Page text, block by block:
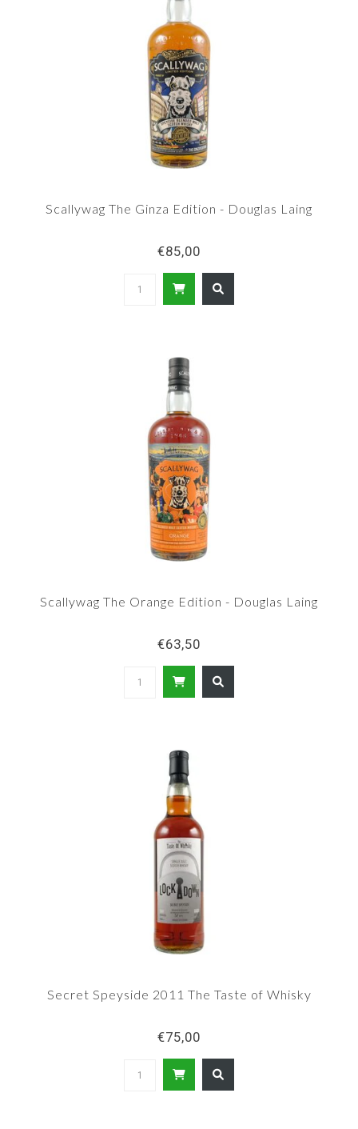
Scallywag The Ginza Edition - Douglas Laing
€85,00
Scallywag The Orange Edition - Douglas Laing
€63,50
Secret Speyside 2011 The Taste of Whisky
€75,00